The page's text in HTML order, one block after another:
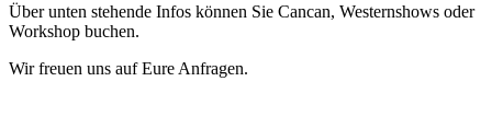
Über unten stehende Infos können Sie Cancan, Westernshows oder
Workshop buchen.
Wir freuen uns auf Eure Anfragen.